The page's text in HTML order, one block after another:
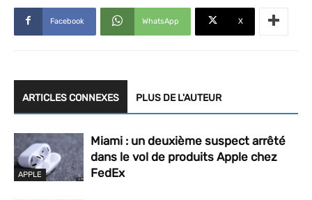
Facebook WhatsApp X
ARTICLES CONNEXES PLUS DE L'AUTEUR
APPLE
Miami : un deuxième suspect arrêté
dans le vol de produits Apple chez
FedEx